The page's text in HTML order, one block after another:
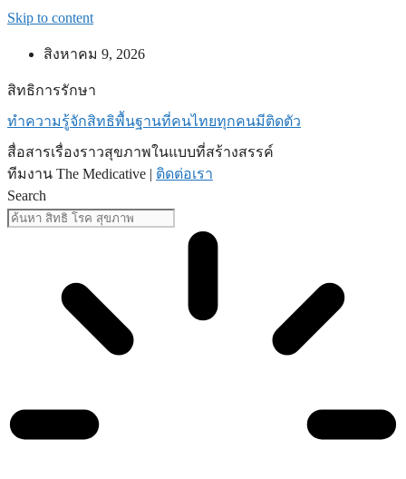
Skip to content
สิงหาคม 9, 2026
สิทธิการรักษา
ทำความรู้จักสิทธิพื้นฐานที่คนไทยทุกคนมีติดตัว
สื่อสารเรื่องราวสุขภาพในแบบที่สร้างสรรค์
ทีมงาน The Medicative | ติดต่อเรา
Search